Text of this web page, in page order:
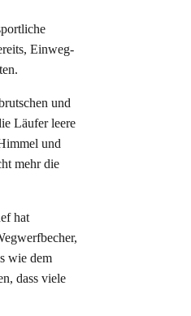
Einweg-
und
Läufer leere
und
mehr die
hat
wie dem
dass viele